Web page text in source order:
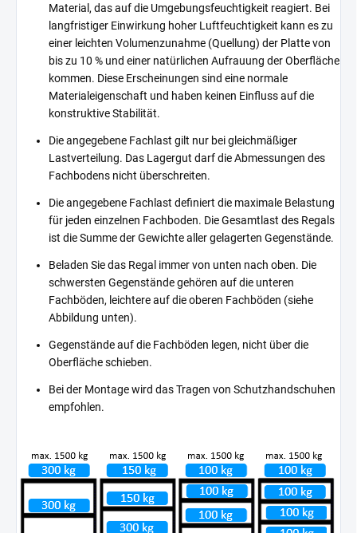
Material, das auf die Umgebungsfeuchtigkeit reagiert. Bei
langfristiger Einwirkung hoher Luftfeuchtigkeit kann es zu
einer leichten Volumenzunahme (Quellung) der Platte von
bis zu 10 % und einer natürlichen Aufrauung der Oberfläche
kommen. Diese Erscheinungen sind eine normale
Materialeigenschaft und haben keinen Einfluss auf die
konstruktive Stabilität.
Die angegebene Fachlast gilt nur bei gleichmäßiger
Lastverteilung. Das Lagergut darf die Abmessungen des
Fachbodens nicht überschreiten.
Die angegebene Fachlast definiert die maximale Belastung
für jeden einzelnen Fachboden. Die Gesamtlast des Regals
ist die Summe der Gewichte aller gelagerten Gegenstände.
Beladen Sie das Regal immer von unten nach oben. Die
schwersten Gegenstände gehören auf die unteren
Fachböden, leichtere auf die oberen Fachböden (siehe
Abbildung unten).
Gegenstände auf die Fachböden legen, nicht über die
Oberfläche schieben.
Bei der Montage wird das Tragen von Schutzhandschuhen
empfohlen.